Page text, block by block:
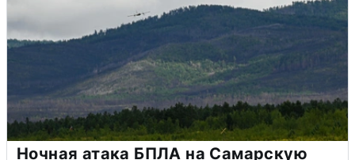
Ночная атака БПЛА на Самарскую